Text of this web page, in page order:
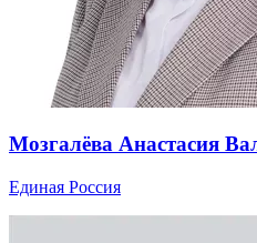
Мозгалёва Анастасия
Единая Россия